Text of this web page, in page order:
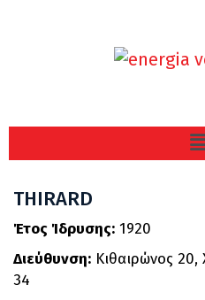
THIRARD
Έτος Ίδρυσης: 1920
Διεύθυνση: Κιθαιρώνος
34